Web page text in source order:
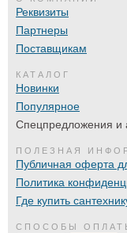
Реквизиты
Партнеры
Поставщикам
КАТАЛОГ
Новинки
Популярное
Спецпредложения и
ПОЛЕЗНАЯ
Публичная оферта
Политика
Где купить
СПОСОБЫ